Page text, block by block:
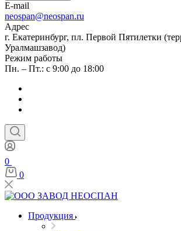
E-mail
neospan@neospan.ru
Адрес
г. Екатеринбург, пл. Первой Пятилетки
Уралмашзавод)
Режим работы
Пн. – Пт.: с 9:00 до 18:00
0
0
Продукция